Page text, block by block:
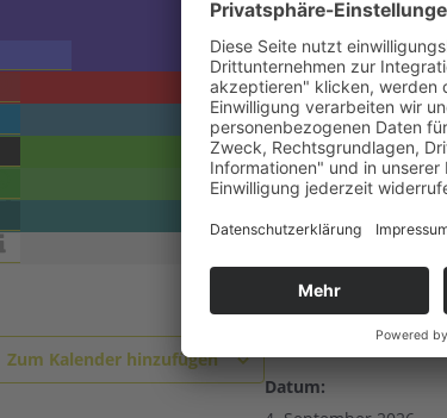
Zum Kalender hinzufügen
Datum: